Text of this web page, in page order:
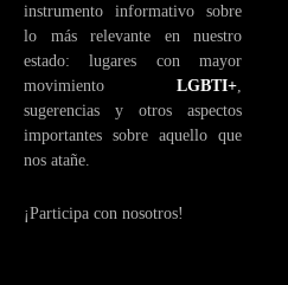
instrumento informativo sobre
lo más relevante en nuestro
estado: lugares con mayor
movimiento LGBTI+,
sugerencias y otros aspectos
importantes sobre aquello que
nos atañe.
¡Participa con nosotros!